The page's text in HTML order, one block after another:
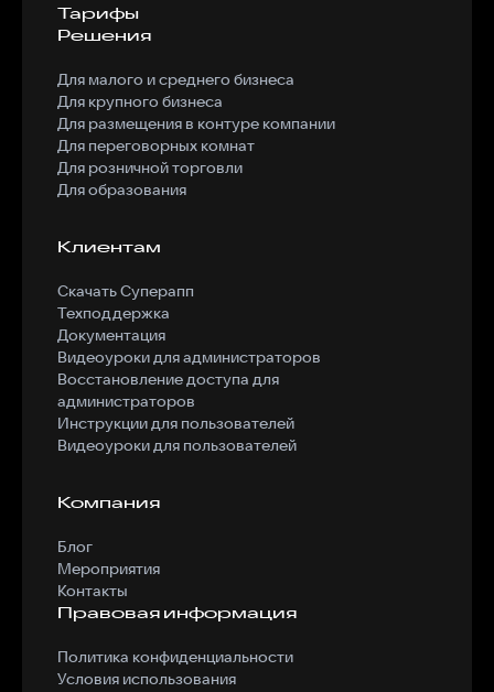
Тарифы
Решения
Для малого и среднего бизнеса
Для крупного бизнеса
Для размещения в контуре компании
Для переговорных комнат
Для розничной торговли
Для образования
Клиентам
Скачать Суперапп
Техподдержка
Документация
Видеоуроки для администраторов
Восстановление доступа для
администраторов
Инструкции для пользователей
Видеоуроки для пользователей
Компания
Блог
Мероприятия
Контакты
Правовая информация
Политика конфиденциальности
Условия использования